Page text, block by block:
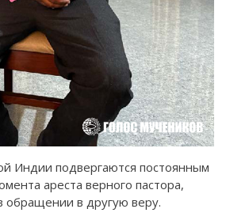
Индии подвергаются постоянным
ареста верного пастора,
обращении в другую веру.